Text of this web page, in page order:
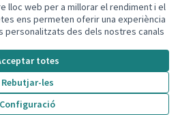
lloc web per a millorar el rendiment i el
ens permeten oferir una experiència
personalitzats des dels nostres canals
totes
Rebutjar-les
Configuració
a GitHub
.
Amb
(Enllaç